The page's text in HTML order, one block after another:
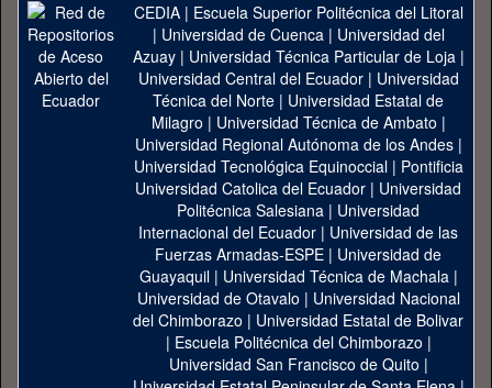
CEDIA| Escuela Superior Politécnica del Litoral
| Universidad de Cuenca| Universidad del
Azuay| Universidad Técnica Particular de Loja|
Universidad Central del Ecuador| Universidad
Técnica del Norte | Universidad Estatal de
Milagro | Universidad Técnica de Ambato |
Universidad Regional Autónoma de los Andes|
Universidad Tecnológica Equinoccial| Pontificia
Universidad Catolica del Ecuador | Universidad
Politécnica Salesiana | Universidad
Internacional del Ecuador | Universidad de las
Fuerzas Armadas-ESPE | Universidad de
Guayaquil| Universidad Técnica de Machala|
Universidad de Otavalo | Universidad Nacional
del Chimborazo | Universidad Estatal de Bolivar
| Escuela Politécnica del Chimborazo |
Universidad San Francisco de Quito |